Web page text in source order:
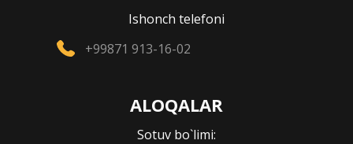
Ishonch telefoni
+99871 913-16-02
ALOQALAR
Sotuv bo`limi: